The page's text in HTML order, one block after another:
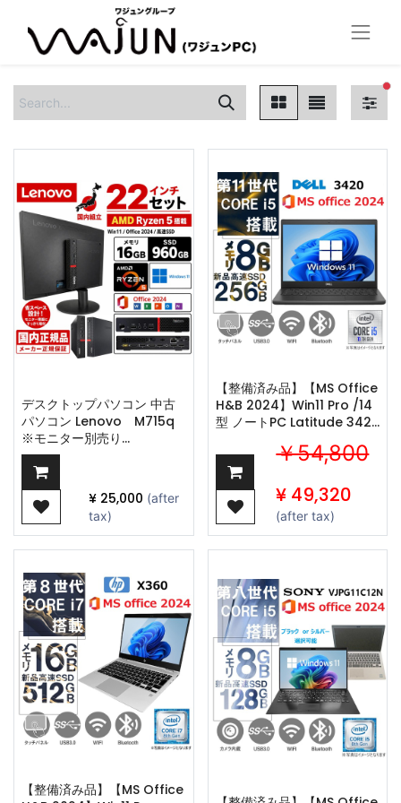
デスクトップパソコン 中古
パソコン Lenovo M715q
※モニター別売り
Microsoft Office 2024
Win11 最大メモリ16GB
SSD960GB AMD Ryzen 5
USB3.0 Wi-Fi
¥ 25,000 (after
tax)
【整備済み品】【MS Office
H&B 2024】Win11 Pro /14
型 ノートPC Latitude 3420
メラ/wajunの
wifi/Bluetooth/8GB
/256GB SSD
￥54,800
¥ 49,320
(after tax)
【整備済み品】【MS Office